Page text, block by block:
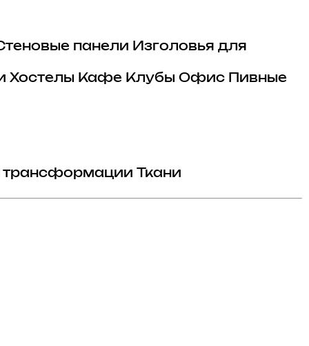
панели Изголовья для
Хостелы Кафе Клубы Офис
Пивные
трансформации
Ткани